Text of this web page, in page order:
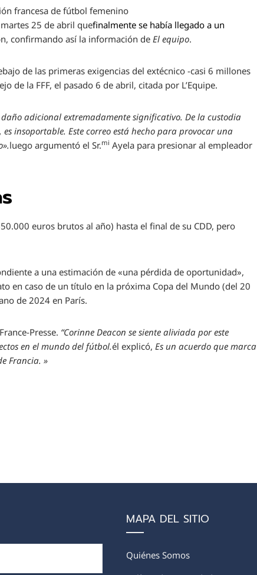
francesa de fútbol femenino
25 de abril quefinalmente se había llegado a un
confirmando así la información deEl equipo.
de las primeras exigencias del extécnico -casi 6 millones
de la FFF, el pasado 6 de abril, citada por L’Equipe.
daño adicional extremadamente significativo. De la custodia
insoportable. Este correo está hecho para provocar una
luego argumentó el Sr.mi Ayela para presionar al empleador
euros brutos al año) hasta el final de su CDD, pero
a una estimación de «una pérdida de oportunidad»,
en caso de un título en la próxima Copa del Mundo (del 20
de 2024 en París.
Presse. “Corinne Deacon se siente aliviada por este
en el mundo del fútbol.él explicó,Es un acuerdo que marca
Francia. »
MAPA DEL SITIO
Quiénes Somos